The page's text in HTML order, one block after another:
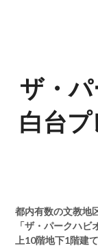
ザ・
白台
都内有数の文教地
「ザ・パークハ
上10階地下1階建